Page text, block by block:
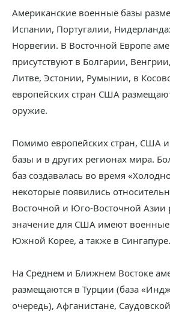
Американские военные базы
Испании, Португалии,
Норвегии. В Восточной Европе
присутствуют в Болгарии,
Литве, Эстонии, Румынии, в
европейских стран США
оружие.
Помимо европейских стран, США
базы и в других регионах мира.
баз создавалась во время
некоторые появились
Восточной и Юго-Восточной
значение для США имеют
Южной Корее, а также в Сингапуре.
На Среднем и Ближнем Востоке
размещаются в Турции (база
очередь), Афганистане,